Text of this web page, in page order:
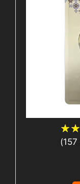
★★
★★
(157